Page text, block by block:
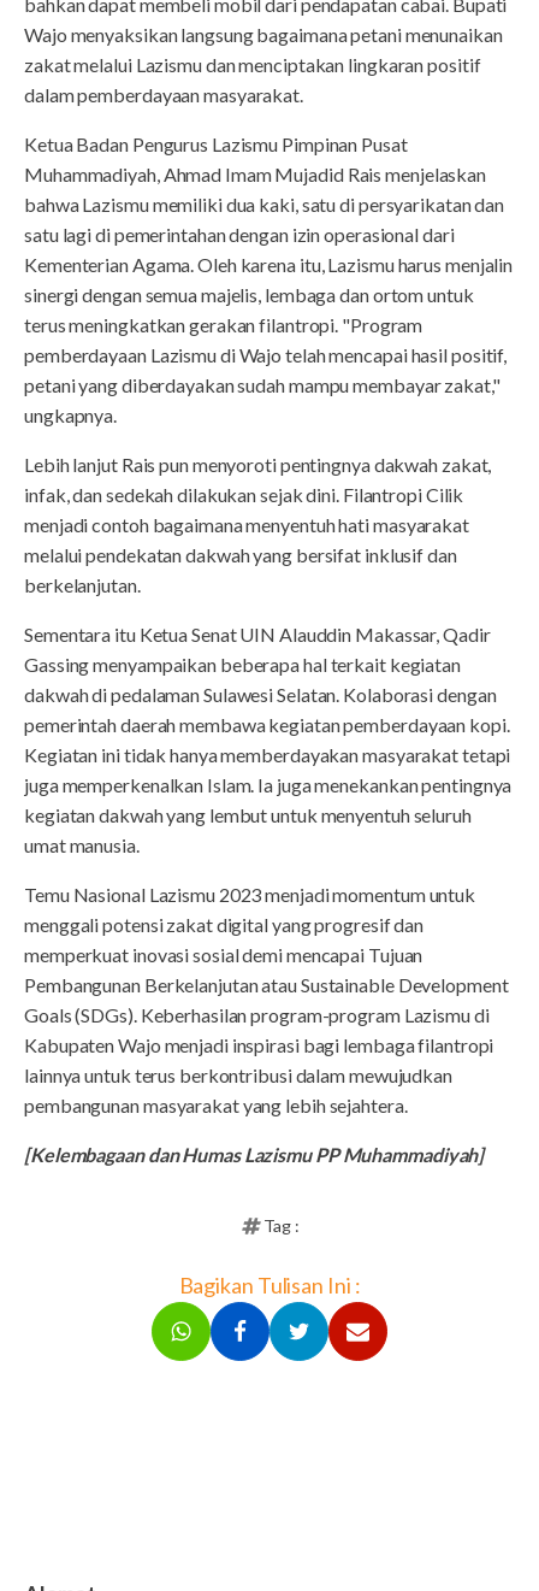
Wajo menyaksikan langsung bagaimana petani menunaikan
zakat melalui Lazismu dan menciptakan lingkaran positif
dalam pemberdayaan masyarakat.
Ketua Badan Pengurus Lazismu Pimpinan Pusat
Muhammadiyah, Ahmad Imam Mujadid Rais menjelaskan
bahwa Lazismu memiliki dua kaki, satu di persyarikatan dan
satu lagi di pemerintahan dengan izin operasional dari
Kementerian Agama. Oleh karena itu, Lazismu harus menjalin
sinergi dengan semua majelis, lembaga dan ortom untuk
terus meningkatkan gerakan filantropi. "Program
pemberdayaan Lazismu di Wajo telah mencapai hasil positif,
petani yang diberdayakan sudah mampu membayar zakat,"
ungkapnya.
Lebih lanjut Rais pun menyoroti pentingnya dakwah zakat,
infak, dan sedekah dilakukan sejak dini. Filantropi Cilik
menjadi contoh bagaimana menyentuh hati masyarakat
melalui pendekatan dakwah yang bersifat inklusif dan
berkelanjutan.
Sementara itu Ketua Senat UIN Alauddin Makassar, Qadir
Gassing menyampaikan beberapa hal terkait kegiatan
dakwah di pedalaman Sulawesi Selatan. Kolaborasi dengan
pemerintah daerah membawa kegiatan pemberdayaan kopi.
Kegiatan ini tidak hanya memberdayakan masyarakat tetapi
juga memperkenalkan Islam. Ia juga menekankan pentingnya
kegiatan dakwah yang lembut untuk menyentuh seluruh
umat manusia.
Temu Nasional Lazismu 2023 menjadi momentum untuk
menggali potensi zakat digital yang progresif dan
memperkuat inovasi sosial demi mencapai Tujuan
Pembangunan Berkelanjutan atau Sustainable Development
Goals (SDGs). Keberhasilan program-program Lazismu di
Kabupaten Wajo menjadi inspirasi bagi lembaga filantropi
lainnya untuk terus berkontribusi dalam mewujudkan
pembangunan masyarakat yang lebih sejahtera.
[Kelembagaan dan Humas Lazismu PP Muhammadiyah]
Tag :
Bagikan Tulisan Ini :